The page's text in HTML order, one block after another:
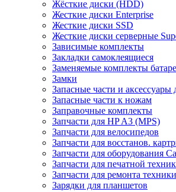
Жёсткие диски (HDD)
Жесткие диски Enterprise
Жесткие диски SSD
Жесткие диски серверные
Зависимые комплекты
Закладки самоклеящиеся
Заменяемые комплекты
Замки
Запасные части и аксессуары
Запасные части к ножам
Заправочные комплекты
Запчасти для HP A3 (MPS)
Запчасти для велосипедов
Запчасти для восстанов.
Запчасти для оборудования
Запчасти для печатной
Запчасти для ремонта техники
Зарядки для планшетов